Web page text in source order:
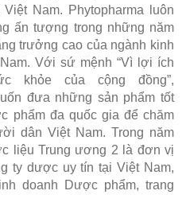
Nam. Phytopharma luôn
ấn tượng trong những năm
trưởng cao của ngành kinh
Với sứ mệnh “Vì lợi ích
khỏe của cộng đồng”,
đưa những sản phẩm tốt
phẩm đa quốc gia để chăm
dân Việt Nam. Trong năm
liệu Trung ương 2 là đơn vị
ty dược uy tín tại Việt Nam,
doanh Dược phẩm, trang